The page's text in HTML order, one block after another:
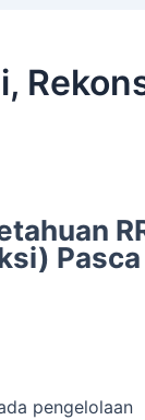
Pasca
pengelolaan